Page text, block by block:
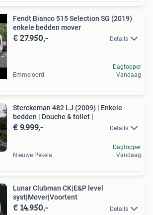
Fendt Bianco 515 Selection SG (2019)
enkele bedden mover
€ 27.950,- Details
Emmeloord
Dagtopper
Vandaag
Sterckeman 482 LJ (2009) | Enkele
bedden | Douche & toilet |
€ 9.999,- Details
Nieuwe Pekela
Dagtopper
Vandaag
Lunar Clubman CK|E&P level
syst|Mover|Voortent
€ 14.950,- Details